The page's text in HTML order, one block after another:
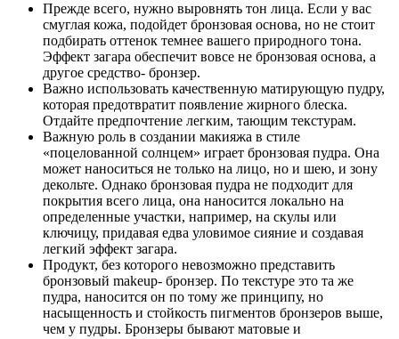
Прежде всего, нужно выровнять тон лица. Если у вас
смуглая кожа, подойдет бронзовая основа, но не стоит
подбирать оттенок темнее вашего природного тона.
Эффект загара обеспечит вовсе не бронзовая основа, а
другое средство- бронзер.
Важно использовать качественную матирующую пудру,
которая предотвратит появление жирного блеска.
Отдайте предпочтение легким, тающим текстурам.
Важную роль в создании макияжа в стиле
«поцелованной солнцем» играет бронзовая пудра. Она
может наноситься не только на лицо, но и шею, и зону
декольте. Однако бронзовая пудра не подходит для
покрытия всего лица, она наносится локально на
определенные участки, например, на скулы или
ключицу, придавая едва уловимое сияние и создавая
легкий эффект загара.
Продукт, без которого невозможно представить
бронзовый makeup- бронзер. По текстуре это та же
пудра, наносится он по тому же принципу, но
насыщенность и стойкость пигментов бронзеров выше,
чем у пудры. Бронзеры бывают матовые и